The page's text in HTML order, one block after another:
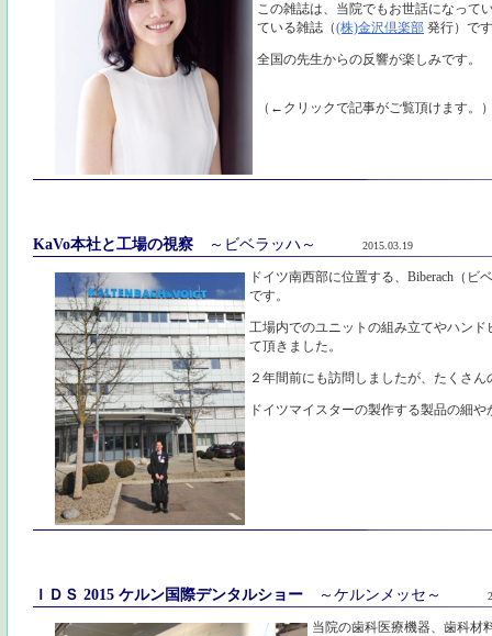
この雑誌は、当院でもお世話になって
ている雑誌（(株)金沢倶楽部 発行）で
全国の先生からの反響が楽しみです。
（←クリックで記事がご覧頂けます。
KaVo本社と工場の視察 ～ビベラッハ～ 2015.03.19
ドイツ南西部に位置する、Biberach（ビ
です。
工場内でのユニットの組み立てやハン
て頂きました。
２年間前にも訪問しましたが、たくさ
ドイツマイスターの製作する製品の細
ＩＤＳ 2015 ケルン国際デンタルショー ～ケルンメッセ～
当院の歯科医療機器、歯科材